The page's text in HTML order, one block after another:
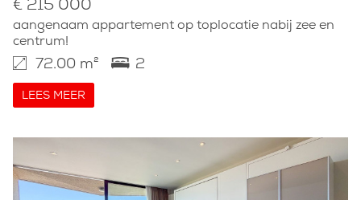
€ 215 000
aangenaam appartement op toplocatie nabij zee en
centrum!
72.00 m² 2
LEES MEER